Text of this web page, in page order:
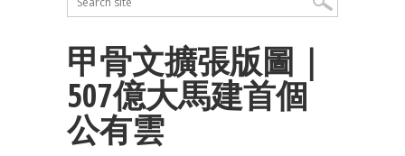
甲骨文擴張版圖｜
507億大馬建首個
公有雲